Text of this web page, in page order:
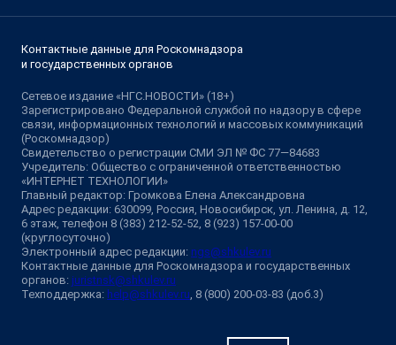
Контактные данные для Роскомнадзора
и государственных органов
Сетевое издание «НГС.НОВОСТИ» (18+)
Зарегистрировано Федеральной службой по надзору в сфере
связи, информационных технологий и массовых коммуникаций
(Роскомнадзор)
Свидетельство о регистрации СМИ ЭЛ № ФС 77—84683
Учредитель: Общество с ограниченной ответственностью
«ИНТЕРНЕТ ТЕХНОЛОГИИ»
Главный редактор: Громкова Елена Александровна
Адрес редакции: 630099, Россия, Новосибирск, ул. Ленина, д. 12,
6 этаж, телефон 8 (383) 212-52-52, 8 (923) 157-00-00
(круглосуточно)
Электронный адрес редакции: ngs@shkulev.ru
Контактные данные для Роскомнадзора и государственных
органов: juristnsk@shkulev.ru
Техподдержка: help@shkulev.ru , 8 (800) 200-03-83 (доб.3)